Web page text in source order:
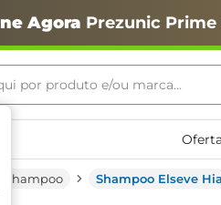
Agora Prezunic Prime
por produto e/ou marca...
Shampoo Shampoo Elseve
buscados